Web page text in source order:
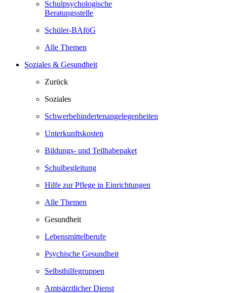
Schulpsychologische
Beratungsstelle
Schüler-BAföG
Alle Themen
Soziales & Gesundheit
Zurück
Soziales
Schwerbehindertenangelegenheiten
Unterkunftskosten
Bildungs- und Teilhabepaket
Schulbegleitung
Hilfe zur Pflege in Einrichtungen
Alle Themen
Gesundheit
Lebensmittelberufe
Psychische Gesundheit
Selbsthilfegruppen
Amtsärztlicher Dienst